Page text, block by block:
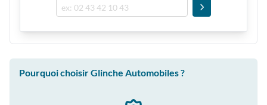
Pourquoi choisir Glinche Automobiles ?